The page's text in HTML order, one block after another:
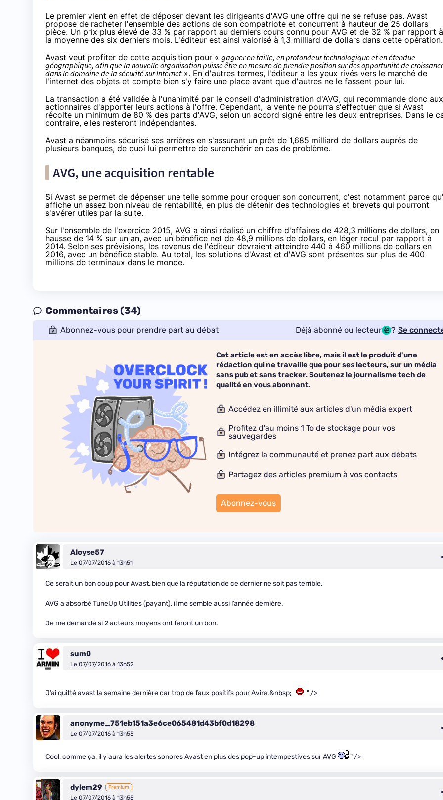
Le premier vient en effet de déposer devant les dirigeants d'AVG une offre qui ne se refuse pas. Avast
propose de racheter l'ensemble des actions de son compatriote et concurrent à hauteur de 25 dollars
pièce. Un prix plus élevé de 33 % par rapport au derniers cours connu pour AVG et de 32 % par rapport à
la moyenne des six derniers mois. L'éditeur est ainsi valorisé à 1,3 milliard de dollars dans cette opération.
Avast veut profiter de cette acquisition pour « gagner en taille, en profondeur technologique et en étendue
géographique, afin que la nouvelle organisation puisse être en mesure de prendre position sur des opportunité de
dans le domaine de la sécurité sur Internet». En d'autres termes, l'éditeur a les yeux rivés vers le marché de
l'internet des objets et compte bien s'y faire une place avant que d'autres ne le fassent pour lui.
La transaction a été validée à l'unanimité par le conseil d'administration d'AVG, qui recommande donc aux
actionnaires d'apporter leurs actions à l'offre. Cependant, la vente ne pourra s'effectuer que si Avast
récolte un minimum de 80 % des parts d'AVG, selon un accord signé entre les deux entreprises. Dans le
contraire, elles resteront indépendantes.
Avast a néanmoins sécurisé ses arrières en s'assurant un prêt de 1,685 milliard de dollars auprès de
plusieurs banques, de quoi lui permettre de surenchérir en cas de problème.
AVG, une acquisition rentable
Si Avast se permet de dépenser une telle somme pour croquer son concurrent, c'est notamment parce
affiche un assez bon niveau de rentabilité, en plus de détenir des technologies et brevets qui pourront
s'avérer utiles par la suite.
Sur l'ensemble de l'exercice 2015, AVG a ainsi réalisé un chiffre d'affaires de 428,3 millions de dollars, en
hausse de 14 % sur un an, avec un bénéfice net de 48,9 millions de dollars, en léger recul par rapport à
2014. Selon ses prévisions, les revenus de l'éditeur devraient atteindre 440 à 460 millions de dollars en
2016, avec un bénéfice stable. Au total, les solutions d'Avast et d'AVG sont présentes sur plus de 400
millions de terminaux dans le monde.
Commentaires (34)
Abonnez-vous pour prendre part au débat Déjà abonné ou lecteur ? Se
Cet article est en accès libre, mais il est le produit d'une
rédaction qui ne travaille que pour ses lecteurs, sur un média
sans pub et sans tracker. Soutenez le journalisme tech de
qualité en vous abonnant.
Accédez en illimité aux articles d'un média expert
Profitez d'au moins 1 To de stockage pour vos
sauvegardes
Intégrez la communauté et prenez part aux débats
Partagez des articles premium à vos contacts
Abonnez-vous
Aloyse57
Le 07/07/2016 à 13h51
Ce serait un bon coup pour Avast, bien que la réputation de ce dernier ne soit pas terrible.
AVG a absorbé TuneUp Utilities (payant), il me semble aussi l’année dernière.
Je me demande si 2 acteurs moyens ont feront un bon.
sum0
Le 07/07/2016 à 13h52
J’ai quitté avast la semaine dernière car trop de faux positifs pour Avira.&nbsp; " />
anonyme_751eb151a3e6ce065481d43bf0d18298
Le 07/07/2016 à 13h55
Cool, comme ça, il y aura les alertes sonores Avast en plus des pop-up intempestives sur AVG " />
dylem29 Premium
Le 07/07/2016 à 13h55